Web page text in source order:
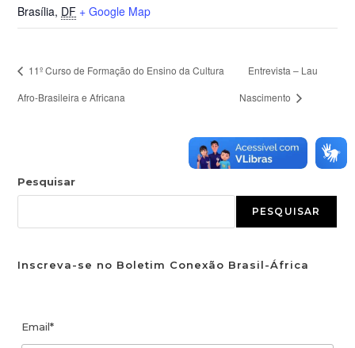
Brasília, DF + Google Map
11º Curso de Formação do Ensino da Cultura
Afro-Brasileira e Africana
Entrevista – Lau
Nascimento
Pesquisar
PESQUISAR
Inscreva-se no Boletim Conexão Brasil-África
Email*